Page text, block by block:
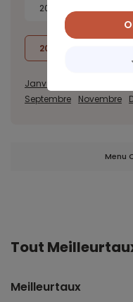
2022
2018
Janvier
Septembre
Novembre
Menu
Tout
Meilleurtaux